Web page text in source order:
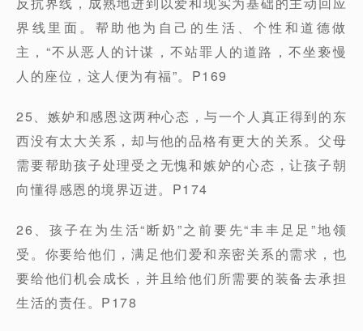
界线里面。帮助他为自己的生活、个性和道德做
主，“不从恶人的计谋，不站罪人的道路，不坐亵慢
人的座位，这人便为有福”。P169
25、嫉妒和感恩这两种心态，与一个人真正得到的东
西没有太大关系，却与他的品格有更大的关系。父母
需要帮助孩子处理受之无愧和嫉妒的心态，让孩子朝
向懂得感恩的境界迈进。P174
26、孩子在为生活“断奶”之前要先“丰丰足足”地领
受。你要给他们，满足他们爱和亲密关系的需求，也
要给他们机会成长，并且给他们所需要的装备去承担
生活的责任。P178